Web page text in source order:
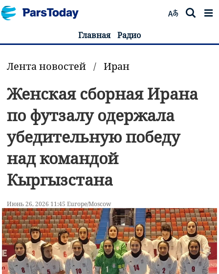
Главная Радио
Лента новостей / Иран
Женская сборная Ирана
по футзалу одержала
убедительную победу
над командой
Кыргызстана
Июнь 26, 2026 11:45 Europe/Moscow